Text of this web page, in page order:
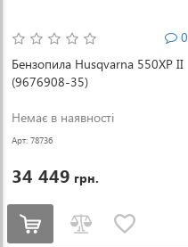
0
Бензопила Husqvarna 550XP II
(9676908-35)
Немає в наявності
Арт: 78736
34 449 грн.